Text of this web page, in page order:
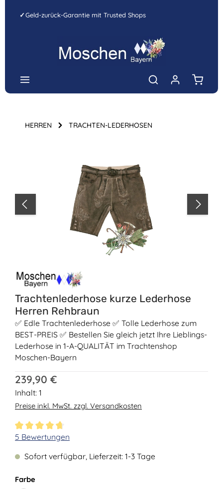
Zum Hauptinhalt springen
✓Geld-zurück-Garantie mit Trusted Shops
HERREN TRACHTEN-LEDERHOSEN
Trachtenlederhose kurze Lederhose
Herren Rehbraun
✅ Edle Trachtenlederhose ✅ Tolle Lederhose zum
BEST-PREIS ✅ Bestellen Sie gleich jetzt Ihre Lieblings-
Lederhose in 1-A-QUALITÄT im Trachtenshop
Moschen-Bayern
Regulärer Preis:
239,90 €
Inhalt: 1
Preise inkl. MwSt. zzgl. Versandkosten
Durchschnittliche Bewertung von 4.8 von 5 Sternen
5 Bewertungen
Sofort verfügbar, Lieferzeit: 1-3 Tage
Farbeauswählen